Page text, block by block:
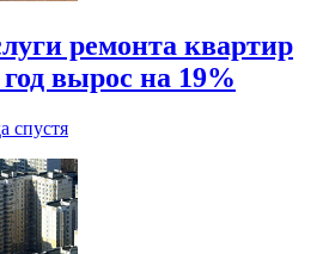
ремонта квартир
вырос на 19%
спустя